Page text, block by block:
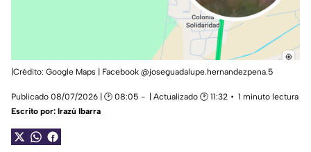
|Crédito: Google Maps | Facebook @joseguadalupe.hernandezpena.5
Publicado 08/07/2026 | 🕑 08:05 | Actualizado 🕑 11:32
1 minuto lectura
Escrito por: Irazú Ibarra